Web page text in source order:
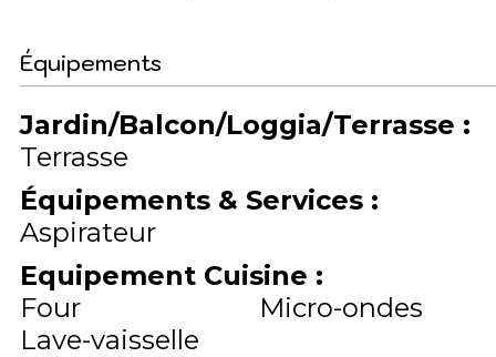
Équipements
Jardin/Balcon/Loggia/Terrasse :
Terrasse
Équipements & Services :
Aspirateur
Equipement Cuisine :
Four
Micro-ondes
Lave-vaisselle